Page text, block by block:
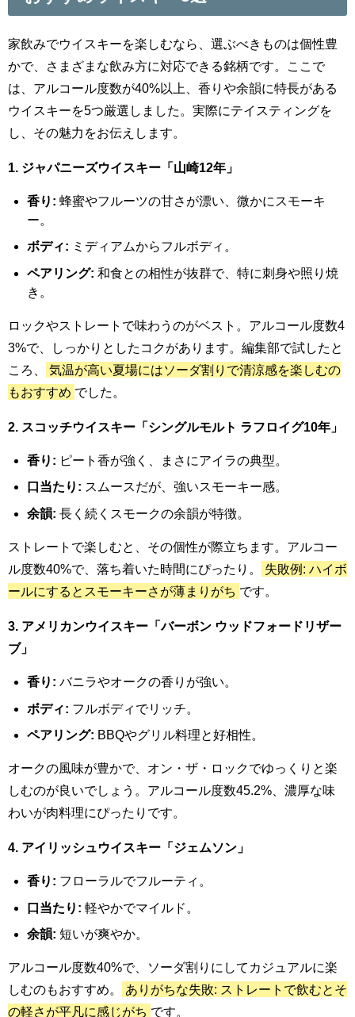
家飲みでウイスキーを楽しむなら、選ぶべきものは個性豊
かで、さまざまな飲み方に対応できる銘柄です。ここで
は、アルコール度数が40%以上、香りや余韻に特長がある
ウイスキーを5つ厳選しました。実際にテイスティングを
し、その魅力をお伝えします。
1. ジャパニーズウイスキー「山崎12年」
香り: 蜂蜜やフルーツの甘さが漂い、微かにスモーキ
ー。
ボディ: ミディアムからフルボディ。
ペアリング: 和食との相性が抜群で、特に刺身や照り焼
き。
ロックやストレートで味わうのがベスト。アルコール度数4
3%で、しっかりとしたコクがあります。編集部で試したと
ころ、
気温が高い夏場にはソーダ割りで清涼感を楽しむの
もおすすめ でした。
2. スコッチウイスキー「シングルモルト ラフロイグ10年」
香り: ピート香が強く、まさにアイラの典型。
口当たり: スムースだが、強いスモーキー感。
余韻: 長く続くスモークの余韻が特徴。
ストレートで楽しむと、その個性が際立ちます。アルコー
ル度数40%で、落ち着いた時間にぴったり。
失敗例: ハイボ
ールにするとスモーキーさが薄まりがち です。
3. アメリカンウイスキー「バーボン ウッドフォードリザー
ブ」
香り: バニラやオークの香りが強い。
ボディ: フルボディでリッチ。
ペアリング: BBQやグリル料理と好相性。
オークの風味が豊かで、オン・ザ・ロックでゆっくりと楽
しむのが良いでしょう。アルコール度数45.2%、濃厚な味
わいが肉料理にぴったりです。
4. アイリッシュウイスキー「ジェムソン」
香り: フローラルでフルーティ。
口当たり: 軽やかでマイルド。
余韻: 短いが爽やか。
アルコール度数40%で、ソーダ割りにしてカジュアルに楽
しむのもおすすめ。
ありがちな失敗: ストレートで飲むとそ
の軽さが平凡に感じがち です。